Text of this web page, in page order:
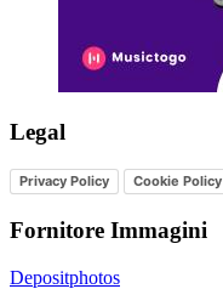
Legal
Privacy Policy Cookie Policy
Fornitore Immagini
Depositphotos